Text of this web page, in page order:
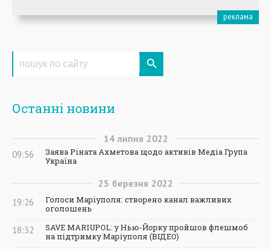
Останні новини
14 липня 2022
09:56
Заява Ріната Ахметова щодо активів Медіа Група
Україна
25 березня 2022
19:26
Голоси Маріуполя: створено канал важливих
оголошень
18:32
SAVE MARIUPOL: у Нью-Йорку пройшов флешмоб
на підтримку Маріуполя (ВІДЕО)